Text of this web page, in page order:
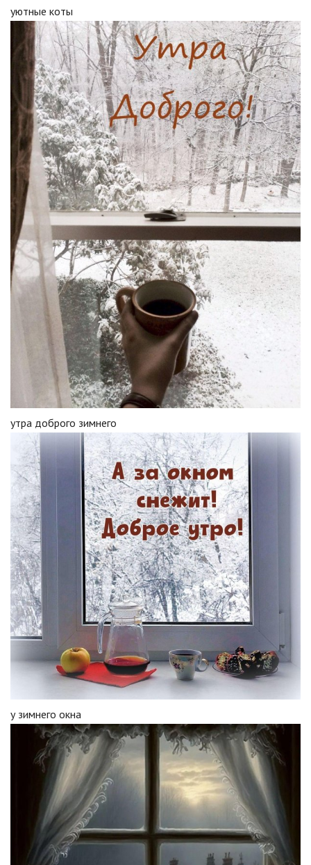
уютные коты
утра доброго зимнего
у зимнего окна